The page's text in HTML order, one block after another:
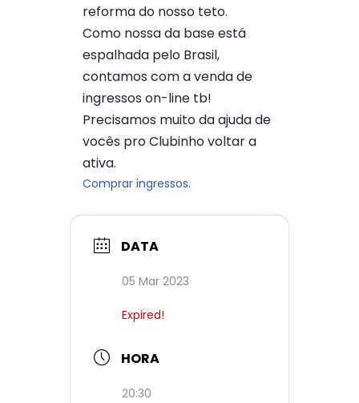
reforma do nosso teto.
Como nossa da base está
espalhada pelo Brasil,
contamos com a venda de
ingressos on-line tb!
Precisamos muito da ajuda de
vocês pro Clubinho voltar a
ativa.
Comprar ingressos.
DATA
05 Mar 2023
Expired!
HORA
20:30